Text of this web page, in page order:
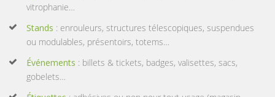
vitrophanie…
Stands : enrouleurs, structures télescopiques, suspendues
ou modulables, présentoirs, totems…
Événements : billets & tickets, badges, valisettes, sacs,
gobelets…